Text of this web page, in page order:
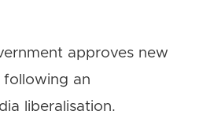
approves new
following an
liberalisation.